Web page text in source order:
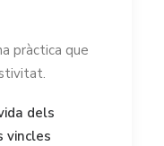
pràctica que
dels
vincles